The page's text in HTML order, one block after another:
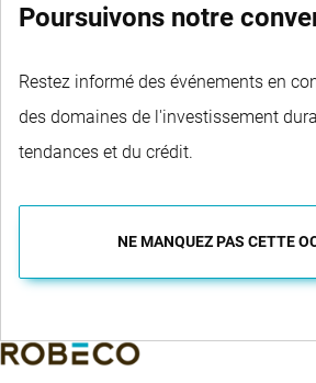
Poursuivons notre
Restez informé des événements en
des domaines de l'investissement
tendances et du crédit.
NE MANQUEZ PAS CETTE